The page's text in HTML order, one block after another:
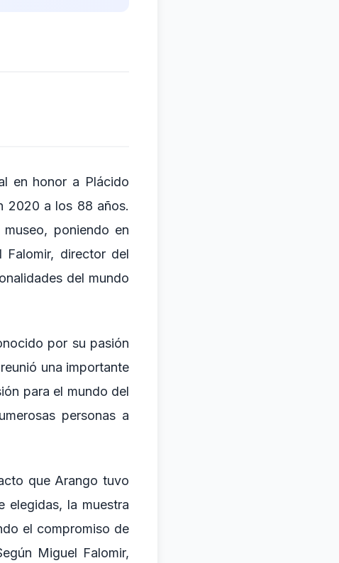
en honor a Plácido
2020 a los 88 años.
poniendo en
director del
del mundo
por su pasión
una importante
para el mundo del
personas a
que Arango tuvo
elegidas, la muestra
el compromiso de
Miguel Falomir,